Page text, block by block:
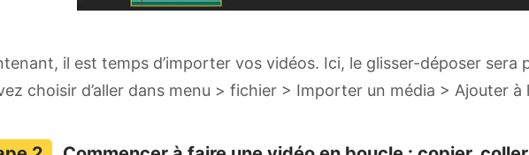
il est temps d’importer vos vidéos. Ici, le glisser-déposer sera
choisir d’aller dans menu > fichier > Importer un média > Ajouter à